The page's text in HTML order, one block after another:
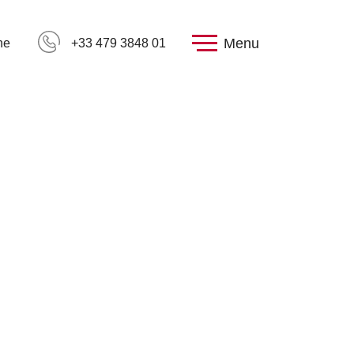
+33 479 3848 01 Menu